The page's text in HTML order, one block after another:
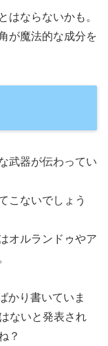
ならないかも。
が魔法的な成分を
武器が伝わってい
こないでしょう
オルランドゥやア
かり書いていま
ないと発表され
？